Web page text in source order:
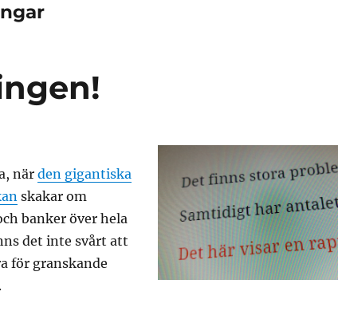
närden gigantiska
skakar om
banker över hela
det inte svårt att
för granskande